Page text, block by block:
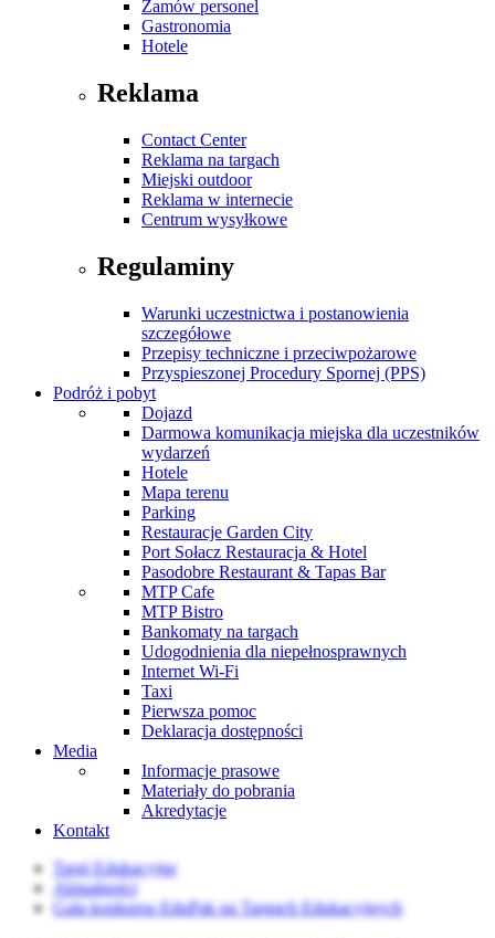
Zamów personel
Gastronomia
Hotele
Reklama
Contact Center
Reklama na targach
Miejski outdoor
Reklama w internecie
Centrum wysyłkowe
Regulaminy
Warunki uczestnictwa i postanowienia
szczegółowe
Przepisy techniczne i przeciwpożarowe
Przyspieszonej Procedury Spornej (PPS)
Podróż i pobyt
Dojazd
Darmowa komunikacja miejska dla uczestników
wydarzeń
Hotele
Mapa terenu
Parking
Restauracje Garden City
Port Sołacz Restauracja & Hotel
Pasodobre Restaurant & Tapas Bar
MTP Cafe
MTP Bistro
Bankomaty na targach
Udogodnienia dla niepełnosprawnych
Internet Wi-Fi
Taxi
Pierwsza pomoc
Deklaracja dostępności
Media
Informacje prasowe
Materiały do pobrania
Akredytacje
Kontakt
Targi Edukacyjne
Aktualności
Gala konkursu EduPak na Targach Edukacyjnych